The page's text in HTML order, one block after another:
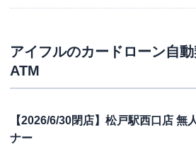
アイフルのカードローン自動
ATM
【2026/6/30閉店】松戸駅西口店 無
ナー